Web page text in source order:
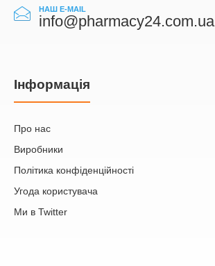
НАШ E-MAIL
info@pharmacy24.com.ua
Iнформація
Про нас
Виробники
Політика конфіденційності
Угода користувача
Ми в Twitter